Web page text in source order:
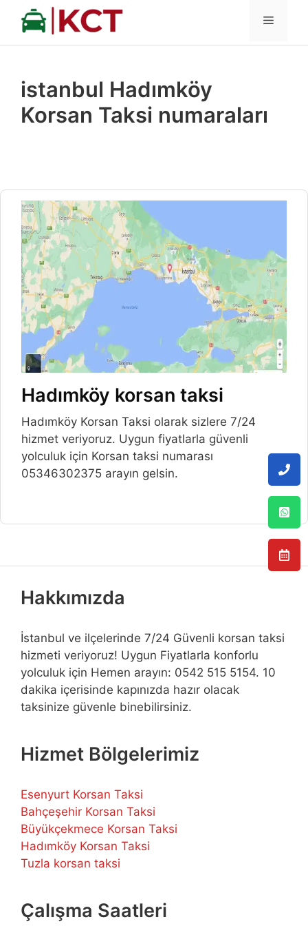
İçeriğe
MENÜ
istanbul Hadımköy
Korsan Taksi numaraları
Hadımköy korsan taksi
Hadımköy Korsan Taksi olarak sizlere 7/24
hizmet veriyoruz. Uygun fiyatlarla güvenli
yolculuk için Korsan taksi numarası
05346302375 arayın gelsin.
Hakkımızda
İstanbul ve ilçelerinde 7/24 Güvenli korsan taksi
hizmeti veriyoruz! Uygun Fiyatlarla konforlu
yolculuk için Hemen arayın: 0542 515 5154. 10
dakika içerisinde kapınızda hazır olacak
taksinize güvenle binebilirsiniz.
Hizmet Bölgelerimiz
Esenyurt Korsan Taksi
Bahçeşehir Korsan Taksi
Büyükçekmece Korsan Taksi
Hadımköy Korsan Taksi
Tuzla korsan taksi
Çalışma Saatleri